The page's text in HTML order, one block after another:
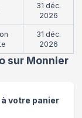
31 déc.
2026
31 déc.
2026
sur Monnier
votre panier